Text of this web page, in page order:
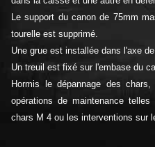
Le support du canon de 75mm
tourelle est supprimé.
Une grue est installée dans l'axe
Un treuil est fixé sur l'embase du
Hormis le dépannage des
opérations de maintenance
chars M 4 ou les interventions sur